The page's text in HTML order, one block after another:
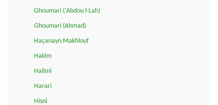
Ghoumari ('Abdou l-Lah)
Ghoumari (Ahmad)
Haçanayn Makhlouf
Hakim
Halimi
Harari
Hisni